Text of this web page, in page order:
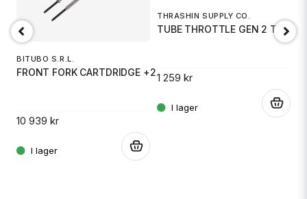
BITUBO S.R.L.
FRONT FORK CARTDRIDGE +2
10 939 kr
THRASHIN SUPPLY CO.
TUBE THROTTLE GEN 2 TBW
1 259 kr